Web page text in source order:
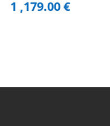
1 ,179.00€